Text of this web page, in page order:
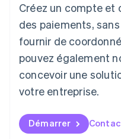
Créez un compte et
des paiements,
fournir de
pouvez également
concevoir une
votre entreprise.
Démarrer
Luxembourg
FrançaisDeutsch English
Malaisie
English 简体中文
Malte
English
EspañolEnglish
English
Nouvelle-Zélande